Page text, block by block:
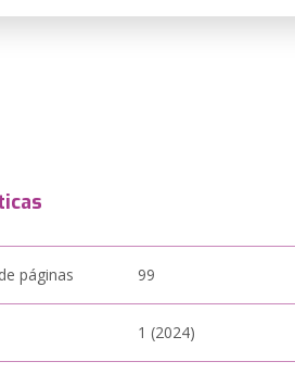
páginas 99
1 (2024)